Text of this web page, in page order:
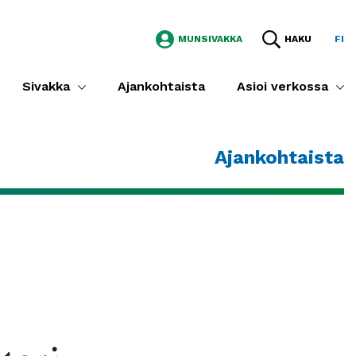
MUNSIVAKKA HAKU FI
Sivakka Ajankohtaista Asioi verkossa
Ajankohtaista